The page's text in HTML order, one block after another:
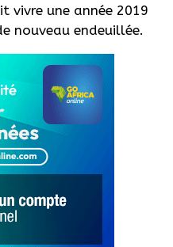
vivre une année 2019
nouveau endeuillée.